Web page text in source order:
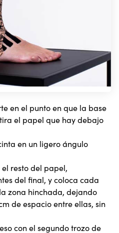
en el punto en que la base
el papel que hay debajo
en un ligero ángulo
resto del papel,
del final, y coloca cada
zona hinchada, dejando
de espacio entre ellas, sin
con el segundo trozo de